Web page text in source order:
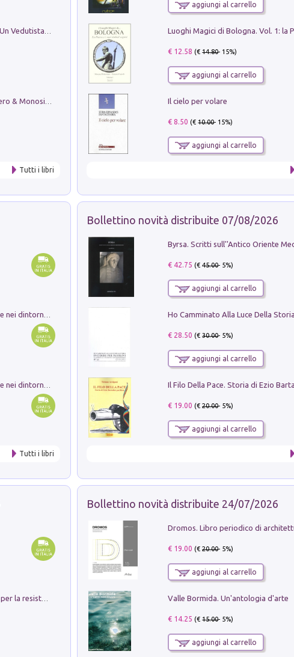
Tutti i libri
aggiungi al carrello
€ 12.58 (€14.80- 15%)
aggiungi al carrello
Il cielo per volare
€ 8.50 (€10.00- 15%)
aggiungi al carrello
Tutti i libri
Bollettino novità distribuite 07/08/2026
€ 42.75 (€45.00- 5%)
aggiungi al carrello
€ 28.50 (€30.00- 5%)
aggiungi al carrello
€ 19.00 (€20.00- 5%)
aggiungi al carrello
Memorial Santa Giulia. Sculture per la resistenza Monchio di Palagano
Bollettino novità distribuite 24/07/2026
€ 19.00 (€20.00- 5%)
aggiungi al carrello
Valle Bormida. Un'antologia d'arte
€ 14.25 (€15.00- 5%)
aggiungi al carrello